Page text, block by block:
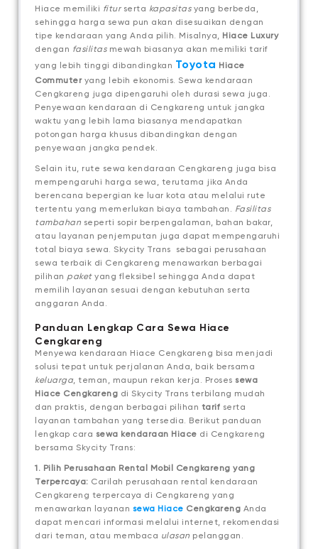
Hiace memiliki fiturserta kapasitasyang berbeda,
sehingga harga sewa pun akan disesuaikan dengan
tipe kendaraan yang Anda pilih. Misalnya, Hiace Luxury
dengan fasilitasmewah biasanya akan memiliki tarif
yang lebih tinggi dibandingkan Toyota Hiace
Commuteryang lebih ekonomis. Sewa kendaraan
Cengkareng juga dipengaruhi oleh durasi sewa juga.
Penyewaan kendaraan di Cengkareng untuk jangka
waktu yang lebih lama biasanya mendapatkan
potongan harga khusus dibandingkan dengan
penyewaan jangka pendek.
Selain itu, rute sewa kendaraan Cengkareng juga bisa
mempengaruhi harga sewa, terutama jika Anda
berencana bepergian ke luar kota atau melalui rute
tertentu yang memerlukan biaya tambahan. Fasilitas
tambahan seperti sopir berpengalaman, bahan bakar,
atau layanan penjemputan juga dapat mempengaruhi
total biaya sewa. Skycity Trans sebagai perusahaan
sewa terbaik di Cengkareng menawarkan berbagai
pilihan paketyang fleksibel sehingga Anda dapat
memilih layanan sesuai dengan kebutuhan serta
anggaran Anda.
Panduan Lengkap Cara Sewa Hiace
Cengkareng
Menyewa kendaraan Hiace Cengkareng bisa menjadi
solusi tepat untuk perjalanan Anda, baik bersama
keluarga, teman, maupun rekan kerja. Prosessewa
Hiace Cengkareng di Skycity Trans terbilang mudah
dan praktis, dengan berbagai pilihan tarif serta
layanan tambahan yang tersedia. Berikut panduan
lengkap cara sewa kendaraan Hiace di Cengkareng
bersama Skycity Trans:
1. Pilih Perusahaan Rental Mobil Cengkareng yang
Terpercaya: Carilah perusahaan rental kendaraan
Cengkareng terpercaya di Cengkareng yang
menawarkan layanan sewa Hiace Cengkareng Anda
dapat mencari informasi melalui internet, rekomendasi
dari teman, atau membaca ulasan pelanggan.